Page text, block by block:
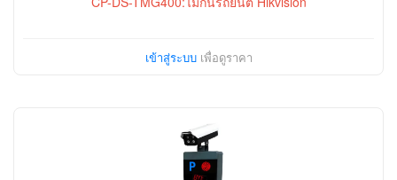
เข้าสู่ระบบเพื่อดูราคา